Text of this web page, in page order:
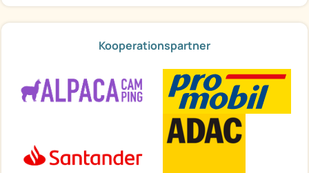
Kooperationspartner